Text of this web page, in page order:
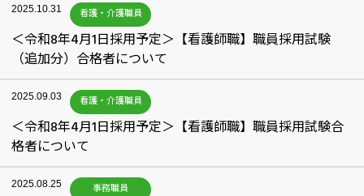
2025.10.31 看護・介護職員
＜令和8年4月1日採用予定＞【看護師職】職員採用試験
（追加分）合格者について
2025.09.03 看護・介護職員
＜令和8年4月1日採用予定＞【看護師職】職員採用試験合
格者について
2025.08.25 事務職員